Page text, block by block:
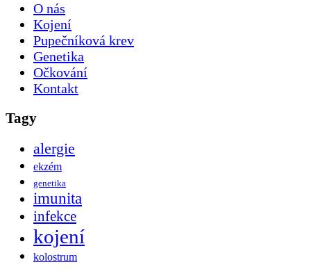
O nás
Kojení
Pupečníková krev
Genetika
Očkování
Kontakt
Tagy
alergie
ekzém
genetika
imunita
infekce
kojení
kolostrum